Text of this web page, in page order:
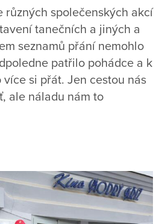
různých společenských akcí
tanečních a jiných a
seznamů přání nemohlo
patřilo pohádce a k
si přát. Jen cestou nás
ale náladu nám to